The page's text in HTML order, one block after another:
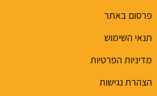
פרסום באתר
תנאי השימוש
מדיניות הפרטיות
הצהרת נגישות